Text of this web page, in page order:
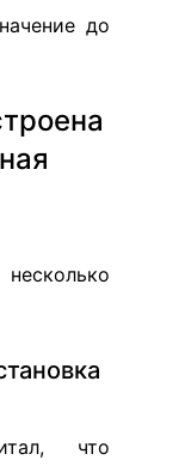
до
что